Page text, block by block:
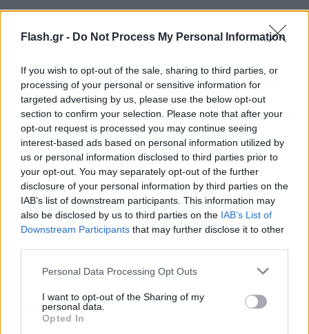
Flash.gr - Do Not Process My Personal Information
If you wish to opt-out of the sale, sharing to third parties, or
processing of your personal or sensitive information for
targeted advertising by us, please use the below opt-out
section to confirm your selection. Please note that after your
opt-out request is processed you may continue seeing
interest-based ads based on personal information utilized by
us or personal information disclosed to third parties prior to
your opt-out. You may separately opt-out of the further
disclosure of your personal information by third parties on the
IAB’s list of downstream participants. This information may
also be disclosed by us to third parties on the IAB’s List of
Downstream Participants that may further disclose it to other
Please note that this website/app uses one or more Google
not limited to your visit or usage behaviour. You may click to
grant or deny consent to Google and its third-party tags to
use your data for below specified purposes in below Google
Personal Data Processing Opt Outs
I want to opt-out of the Sharing of my
personal data.
Opted In
Οι πέντε βασικοί τομείς που πλήττονται στην
Ελλάδα
Τουρισμός: Ακυρώσεις και μειωμένες
κρατήσεις λόγω «γειτονικής ζώνης
αστάθειας», ειδικά στην Ανατολική
Μεσόγειο.
Ναυτιλία: Αύξηση ναύλων και ασφαλίστρων,
αναδρομολόγηση πλοίων και καθυστερήσεις
παραδόσεων.
Εμπόριο και εισαγωγές: Καθυστερήσεις από
Ασία μέσω Σουέζ, αύξηση κόστους πρώτων
υλών και τεχνολογικών προϊόντων.
φυσικού αερίου, επίδραση στις μεταφορές,
παραγωγή και τιμές ηλεκτρικής ενέργειας.
Γεωπολιτική και διπλωματική πίεση: